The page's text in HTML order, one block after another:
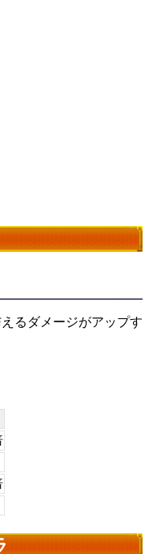
るダメージがアップす